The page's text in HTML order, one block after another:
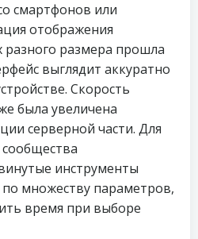
смартфонов или
отображения
разного размера прошла
выглядит аккуратно
Скорость
была увеличена
серверной части. Для
инструменты
множеству параметров,
время при выборе